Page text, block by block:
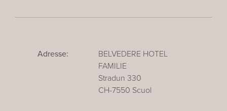
Adresse:
BELVEDERE HOTEL
FAMILIE
Stradun 330
CH-7550 Scuol